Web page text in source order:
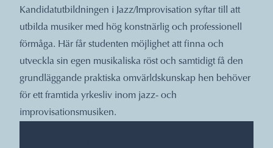
Kandidatutbildningen i Jazz/Improvisation syftar till att
utbilda musiker med hög konstnärlig och professionell
förmåga. Här får studenten möjlighet att finna och
utveckla sin egen musikaliska röst och samtidigt få den
grundläggande praktiska omvärldskunskap hen behöver
för ett framtida yrkesliv inom jazz- och
improvisationsmusiken.